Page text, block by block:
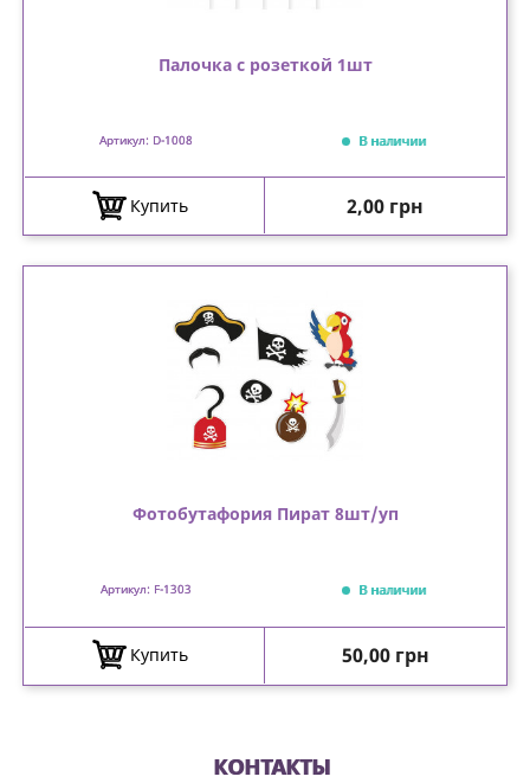
Палочка с розеткой 1шт
Артикул: D-1008 В наличии
Купить Цена
2,00 грн
Фотобутафория Пират 8шт/уп
Артикул: F-1303 В наличии
Купить Цена
50,00 грн
КОНТАКТЫ